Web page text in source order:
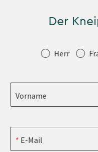
Der
Anrede Herr
Vorname
E-Mail